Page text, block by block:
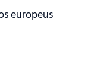
europeus